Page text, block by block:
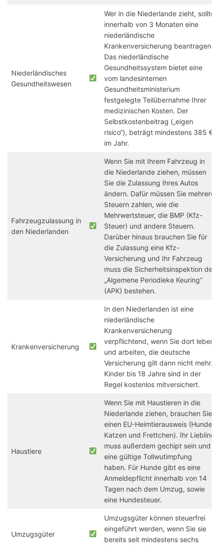
Niederländisches
Gesundheitswesen
Wer in die Niederlande zieht, sollte
innerhalb von 3 Monaten eine
niederländische
Krankenversicherung beantragen.
Das niederländische
Gesundheitssystem bietet eine
vom landesinternen
Gesundheitsministerium
festgelegte Teilübernahme Ihrer
medizinischen Kosten. Der
Selbstkostenbeitrag („eigen
risico“), beträgt mindestens 385 €
im Jahr.
Fahrzeugzulassung in
den Niederlanden
Wenn Sie mit Ihrem Fahrzeug in
die Niederlande ziehen, müssen
Sie die Zulassung Ihres Autos
ändern. Dafür müssen Sie mehrere
Steuern zahlen, wie die
Mehrwertsteuer, die BMP (Kfz-
Steuer) und andere Steuern.
Darüber hinaus brauchen Sie für
die Zulassung eine Kfz-
Versicherung und Ihr Fahrzeug
muss die Sicherheitsinspektion der
„Algemene Periodieke Keuring“
(APK) bestehen.
Krankenversicherung
In den Niederlanden ist eine
niederländische
Krankenversicherung
verpflichtend, wenn Sie dort leben
und arbeiten, die deutsche
Versicherung gilt dann nicht mehr.
Kinder bis 18 Jahre sind in der
Regel kostenlos mitversichert.
Haustiere
Wenn Sie mit Haustieren in die
Niederlande ziehen, brauchen Sie
einen EU-Heimtierausweis (Hunde,
Katzen und Frettchen). Ihr Liebling
muss außerdem gechipt sein und
eine gültige Tollwutimpfung
haben. Für Hunde gibt es eine
Anmeldepflicht innerhalb von 14
Tagen nach dem Umzug, sowie
eine Hundesteuer.
Umzugsgüter
Umzugsgüter können steuerfrei
eingeführt werden, wenn Sie sie
bereits seit mindestens sechs